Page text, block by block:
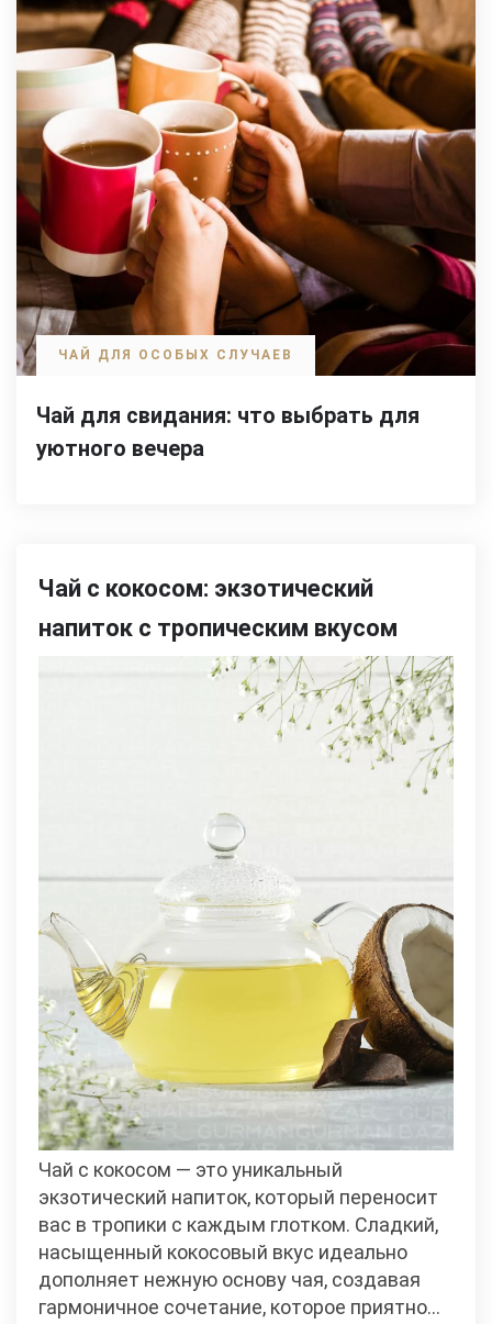
ЧАЙ ДЛЯ ОСОБЫХ СЛУЧАЕВ
Чай для свидания: что выбрать для
уютного вечера
Чай с кокосом: экзотический
напиток с тропическим вкусом
Чай с кокосом — это уникальный
экзотический напиток, который переносит
вас в тропики с каждым глотком. Сладкий,
насыщенный кокосовый вкус идеально
дополняет нежную основу чая, создавая
гармоничное сочетание, которое приятно…